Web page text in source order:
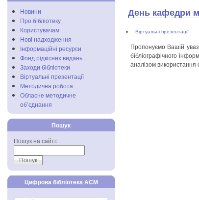
Новини
Про бібліотеку
Користувачам
Нові надходження
Інформаційні ресурси
Фонд рідкісних видань
Заходи бібліотеки
Віртуальні презентації
Методична робота
Обласне методичне
об’єднання
Пошук
Пошук на сайті:
Цифрова бібліотека АСМ
День кафедри
Віртуальні презентації
Пропонуємо Вашій
бібліографічного
аналізом